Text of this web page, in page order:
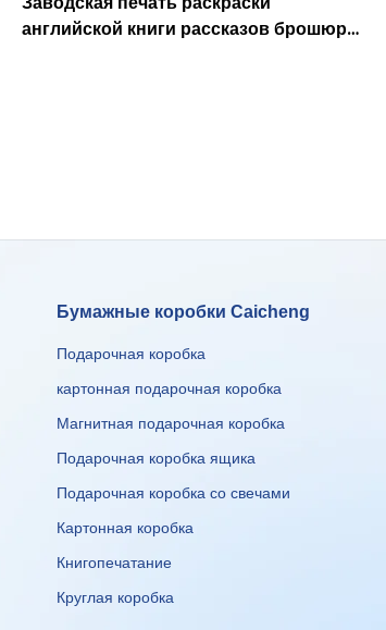
английской книги рассказов брошюры
Бумажные коробки Caicheng
Подарочная коробка
картонная подарочная коробка
Магнитная подарочная коробка
Подарочная коробка ящика
Подарочная коробка со свечами
Картонная коробка
Книгопечатание
Круглая коробка